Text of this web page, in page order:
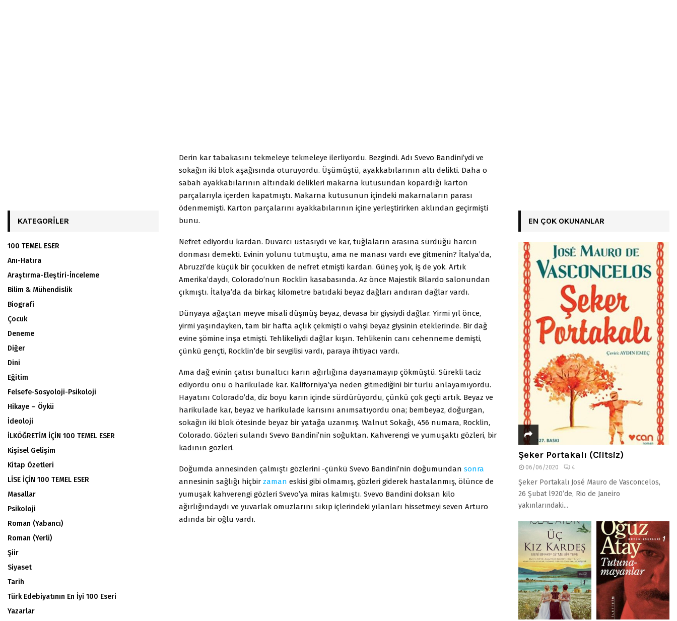
Derin kar tabakasını tekmeleye tekmeleye ilerliyordu. Bezgindi. Adı Svevo Bandini’ydi ve
sokağın iki blok aşağısında oturuyordu. Üşümüştü, ayakkabılarının altı delikti. Daha o
sabah ayakkabılarının altındaki delikleri makarna kutusundan kopardığı karton
parçalarıyla içerden kapatmıştı. Makarna kutusunun içindeki makarnaların parası
ödenmemişti. Karton parçalarını ayakkabılarının içine yerleştirirken aklından geçirmişti
bunu.
Nefret ediyordu kardan. Duvarcı ustasıydı ve kar, tuğlaların arasına sürdüğü harcın
donması demekti. Evinin yolunu tutmuştu, ama ne manası vardı eve gitmenin? İtalya’da,
Abruzzi’de küçük bir çocukken de nefret etmişti kardan. Güneş yok, iş de yok. Artık
Amerika’daydı, Colorado’nun Rocklin kasabasında. Az önce Majestik Bilardo salonundan
çıkmıştı. İtalya’da da birkaç kilometre batıdaki beyaz dağları andıran dağlar vardı.
Dünyaya ağaçtan meyve misali düşmüş beyaz, devasa bir giysiydi dağlar. Yirmi yıl önce,
yirmi yaşındayken, tam bir hafta açlık çekmişti o vahşi beyaz giysinin eteklerinde. Bir dağ
evine şömine inşa etmişti. Tehlikeliydi dağlar kışın. Tehlikenin canı cehenneme demişti,
çünkü gençti, Rocklin’de bir sevgilisi vardı, paraya ihtiyacı vardı.
Ama dağ evinin çatısı bunaltıcı karın ağırlığına dayanamayıp çökmüştü. Sürekli taciz
ediyordu onu o harikulade kar. Kaliforniya’ya neden gitmediğini bir türlü anlayamıyordu.
Hayatını Colorado’da, diz boyu karın içinde sürdürüyordu, çünkü çok geçti artık. Beyaz ve
harikulade kar, beyaz ve harikulade karısını anımsatıyordu ona; bembeyaz, doğurgan,
sokağın iki blok ötesinde beyaz bir yatağa uzanmış. Walnut Sokağı, 456 numara, Rocklin,
Colorado. Gözleri sulandı Svevo Bandini’nin soğuktan. Kahverengi ve yumuşaktı gözleri, bir
kadının gözleri.
Doğumda annesinden çalmıştı gözlerini -çünkü Svevo Bandini’nin doğumundan sonra
annesinin sağlığı hiçbir zaman eskisi gibi olmamış, gözleri giderek hastalanmış, ölünce de
yumuşak kahverengi gözleri Svevo’ya miras kalmıştı. Svevo Bandini doksan kilo
ağırlığındaydı ve yuvarlak omuzlarını sıkıp içlerindeki yılanları hissetmeyi seven Arturo
adında bir oğlu vardı.
KATEGORILER
100 TEMEL ESER
Anı-Hatıra
Araştırma-Eleştiri-İnceleme
Bilim & Mühendislik
Biografi
Çocuk
Deneme
Diğer
Dini
Eğitim
Felsefe-Sosyoloji-Psikoloji
Hikaye – Öykü
İdeoloji
İLKÖĞRETİM İÇİN 100 TEMEL ESER
Kişisel Gelişim
Kitap Özetleri
LİSE İÇİN 100 TEMEL ESER
Masallar
Psikoloji
Roman (Yabancı)
Roman (Yerli)
Şiir
Siyaset
Tarih
Türk Edebiyatının En İyi 100 Eseri
Yazarlar
EN ÇOK OKUNANLAR
Şeker Portakalı (Ciltsiz)
06/06/2020 4
Şeker Portakalı José Mauro de Vasconcelos,
26 Şubat l920’de, Rio de Janeiro
yakınlarındaki...